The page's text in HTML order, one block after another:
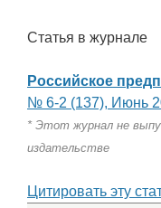
Статья в журнале
Российское
№ 6-2 (137), Июнь
* Этот журнал не
издательстве
Цитировать эту